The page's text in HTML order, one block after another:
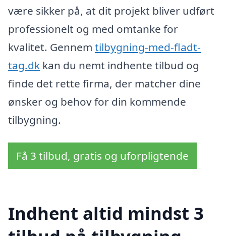
være sikker på, at dit projekt bliver udført
professionelt og med omtanke for
kvalitet. Gennem tilbygning-med-fladt-
tag.dk kan du nemt indhente tilbud og
finde det rette firma, der matcher dine
ønsker og behov for din kommende
tilbygning.
Få 3 tilbud, gratis og uforpligtende
Indhent altid mindst 3